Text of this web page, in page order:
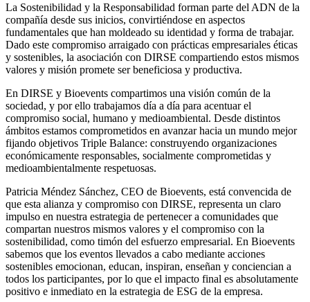
La Sostenibilidad y la Responsabilidad forman parte del ADN de la
compañía desde sus inicios, convirtiéndose en aspectos
fundamentales que han moldeado su identidad y forma de trabajar.
Dado este compromiso arraigado con prácticas empresariales éticas
y sostenibles, la asociación con DIRSE compartiendo estos mismos
valores y misión promete ser beneficiosa y productiva.
En DIRSE y Bioevents compartimos una visión común de la
sociedad, y por ello trabajamos día a día para acentuar el
compromiso social, humano y medioambiental. Desde distintos
ámbitos estamos comprometidos en avanzar hacia un mundo mejor
fijando objetivos Triple Balance: construyendo organizaciones
económicamente responsables, socialmente comprometidas y
medioambientalmente respetuosas.
Patricia Méndez Sánchez, CEO de Bioevents, está convencida de
que esta alianza y compromiso con DIRSE, representa un claro
impulso en nuestra estrategia de pertenecer a comunidades que
compartan nuestros mismos valores y el compromiso con la
sostenibilidad, como timón del esfuerzo empresarial. En Bioevents
sabemos que los eventos llevados a cabo mediante acciones
sostenibles emocionan, educan, inspiran, enseñan y conciencian a
todos los participantes, por lo que el impacto final es absolutamente
positivo e inmediato en la estrategia de ESG de la empresa.